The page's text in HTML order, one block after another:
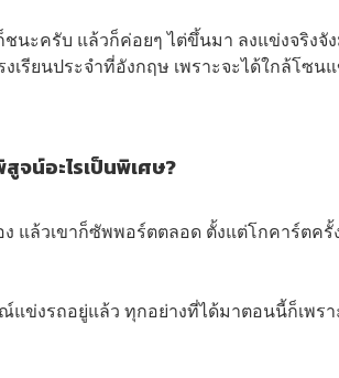
ชนะครับ แล้วก็ค่อยๆ ไต่ขึ้นมา ลงแข่งจริงจั
เรียนประจำที่อังกฤษ เพราะจะได้ใกล้โซน
จน์อะไรเป็นพิเศษ?
ง แล้วเขาก็ซัพพอร์ตตลอด ตั้งแต่โกคาร์ตครั้
ข่งรถอยู่แล้ว ทุกอย่างที่ได้มาตอนนี้ก็เพร